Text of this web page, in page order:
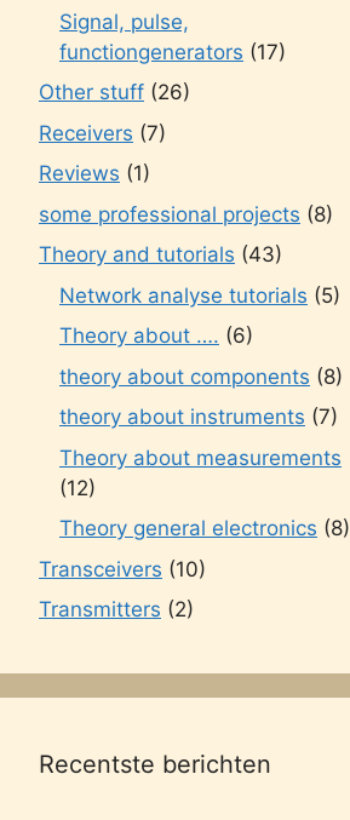
Signal, pulse,
functiongenerators (17)
Other stuff (26)
Receivers (7)
Reviews (1)
some professional projects (8)
Theory and tutorials (43)
Network analyse tutorials (5)
Theory about …. (6)
theory about components (8)
theory about instruments (7)
Theory about measurements
(12)
Theory general electronics (8)
Transceivers (10)
Transmitters (2)
Recentste berichten